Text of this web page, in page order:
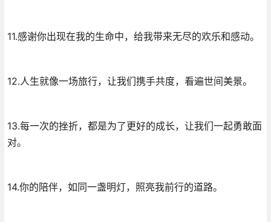
11.感谢你出现在我的生命中，给我带来无尽的欢乐和感动。
12.人生就像一场旅行，让我们携手共度，看遍世间美景。
13.每一次的挫折，都是为了更好的成长，让我们一起勇敢面
对。
14.你的陪伴，如同一盏明灯，照亮我前行的道路。